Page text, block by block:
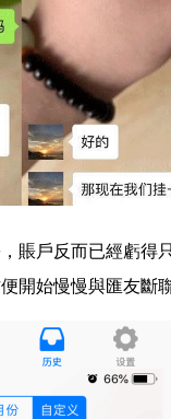
賬戶反而已經虧
開始慢慢與匯友斷